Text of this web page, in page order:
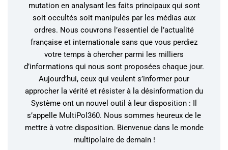
mutation en analysant les faits principaux qui sont
soit occultés soit manipulés par les médias aux
ordres. Nous couvrons l’essentiel de l’actualité
française et internationale sans que vous perdiez
votre temps à chercher parmi les milliers
d’informations qui nous sont proposées chaque jour.
Aujourd’hui, ceux qui veulent s’informer pour
approcher la vérité et résister à la désinformation du
Système ont un nouvel outil à leur disposition : Il
s’appelle MultiPol360. Nous sommes heureux de le
mettre à votre disposition. Bienvenue dans le monde
multipolaire de demain !